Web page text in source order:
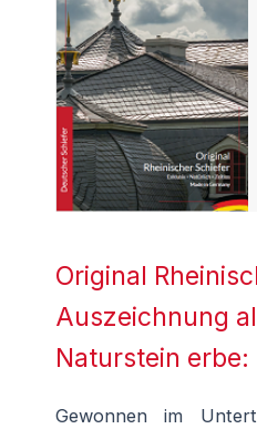
Original
Auszeichnung
Naturstein erbe:
Gewonnen im